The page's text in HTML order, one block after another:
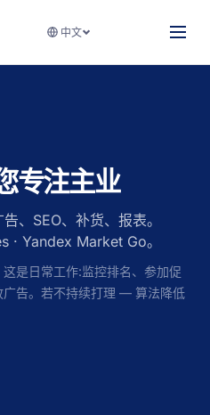
中文
专注主业
、SEO、补货、报表。
· Yandex Market Go。
是日常工作:监控排名、参加促
告。若不持续打理 — 算法降低